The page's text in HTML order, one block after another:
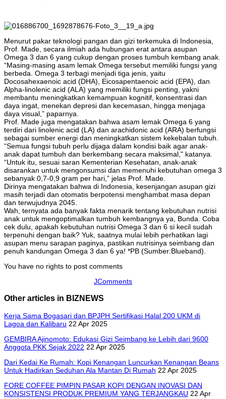
Menurut pakar teknologi pangan dan gizi terkemuka di Indonesia,
Prof. Made, secara ilmiah ada hubungan erat antara asupan
Omega 3 dan 6 yang cukup dengan proses tumbuh kembang anak.
“Masing-masing asam lemak Omega tersebut memiliki fungsi yang
berbeda. Omega 3 terbagi menjadi tiga jenis, yaitu
Docosahexaenoic acid (DHA), Eicosapentaenoic acid (EPA), dan
Alpha-linolenic acid (ALA) yang memiliki fungsi penting, yakni
membantu meningkatkan kemampuan kognitif, konsentrasi dan
daya ingat, menekan depresi dan kecemasan, hingga menjaga
daya visual,” paparnya.
Prof. Made juga mengatakan bahwa asam lemak Omega 6 yang
terdiri dari linolenic acid (LA) dan arachidonic acid (ARA) berfungsi
sebagai sumber energi dan meningkatkan sistem kekebalan tubuh.
“Semua fungsi tubuh perlu dijaga dalam kondisi baik agar anak-
anak dapat tumbuh dan berkembang secara maksimal," katanya.
“Untuk itu, sesuai saran Kementerian Kesehatan, anak-anak
disarankan untuk mengonsumsi dan memenuhi kebutuhan omega 3
sebanyak 0,7-0,9 gram per hari,” jelas Prof. Made.
Dirinya mengatakan bahwa di Indonesia, kesenjangan asupan gizi
masih terjadi dan otomatis berpotensi menghambat masa depan
dan terwujudnya 2045.
Wah, ternyata ada banyak fakta menarik tentang kebutuhan nutrisi
anak untuk mengoptimalkan tumbuh kembangnya ya, Bunda. Coba
cek dulu, apakah kebutuhan nutrisi Omega 3 dan 6 si kecil sudah
terpenuhi dengan baik? Yuk, saatnya mulai lebih perhatikan lagi
asupan menu sarapan paginya, pastikan nutrisinya seimbang dan
penuh kandungan Omega 3 dan 6 ya! *PB (Sumber:Blueband).
You have no rights to post comments
JComments
Other articles in BIZNEWS
Kerja Sama Bogasari dan BPJPH Sertifikasi Halal 200 UKM di
Lagoa dan Kalibaru 22 Apr 2025
GEMBIRA Ajinomoto: Edukasi Gizi Seimbang ke Lebih dari 9600
Anggota PKK Sejak 2022 22 Apr 2025
Dari Kedai Ke Rumah: Kopi Kenangan Luncurkan Kenangan Beans
Untuk Hadirkan Seduhan Ala Mantan Di Rumah 22 Apr 2025
FORE COFFEE PIMPIN PASAR KOPI DENGAN INOVASI DAN
KONSISTENSI PRODUK PREMIUM YANG TERJANGKAU 22 Apr